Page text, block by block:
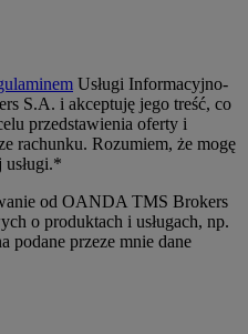
Usługi Informacyjno-
S.A. i akceptuję jego treść, co
przedstawienia oferty i
rachunku. Rozumiem, że mogę
od OANDA TMS Brokers
o produktach i usługach, np.
podane przeze mnie dane